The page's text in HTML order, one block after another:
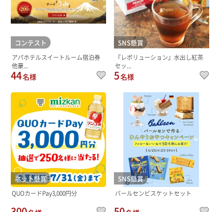
コンテスト
アパホテルスイートルーム宿泊券
他豪...
44名様
SNS懸賞
『レボリューション』水出し紅茶
セッ...
5名様
ネット懸賞
QUOカードPay3,000円分
SNS懸賞
バールセンビスケットセット